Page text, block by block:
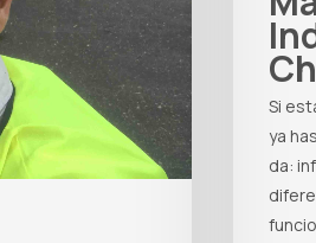
Si
ya
da: